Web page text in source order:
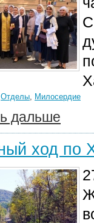
Отделы, Милосердие
дальше
ход по